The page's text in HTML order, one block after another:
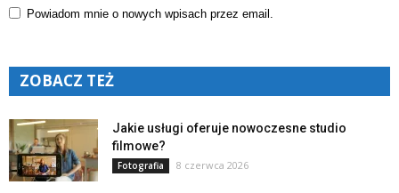
Powiadom mnie o nowych wpisach przez email.
ZOBACZ TEŻ
Jakie usługi oferuje nowoczesne studio
filmowe?
Fotografia 8 czerwca 2026